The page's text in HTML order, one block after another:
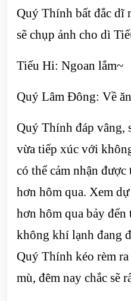
Quý Thính bất đắc dĩ
sẽ chụp ảnh cho dì
Tiếu Hi: Ngoan lắm~
Quý Lâm Đông: Về
Quý Thính đáp vâng,
vừa tiếp xúc với
có thể cảm nhận
hơn hôm qua. Xem
hơn hôm qua bảy
không khí lạnh đang
Quý Thính kéo rèm
mù, đêm nay chắc sẽ